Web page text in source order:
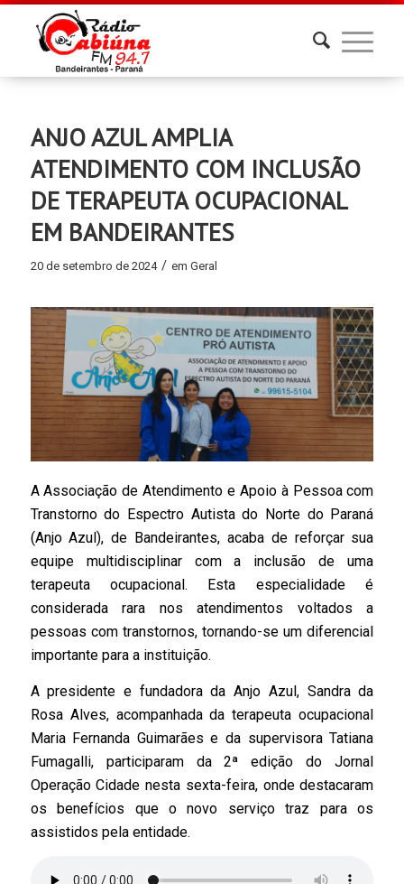
ANJO AZUL AMPLIA
ATENDIMENTO COM INCLUSÃO
DE TERAPEUTA OCUPACIONAL
EM BANDEIRANTES
20 de setembro de 2024 / em Geral
A Associação de Atendimento e Apoio à Pessoa com
Transtorno do Espectro Autista do Norte do Paraná
(Anjo Azul), de Bandeirantes, acaba de reforçar sua
equipe multidisciplinar com a inclusão de uma
terapeuta ocupacional. Esta especialidade é
considerada rara nos atendimentos voltados a
pessoas com transtornos, tornando-se um diferencial
importante para a instituição.
A presidente e fundadora da Anjo Azul, Sandra da
Rosa Alves, acompanhada da terapeuta ocupacional
Maria Fernanda Guimarães e da supervisora Tatiana
Fumagalli, participaram da 2ª edição do Jornal
Operação Cidade nesta sexta-feira, onde destacaram
os benefícios que o novo serviço traz para os
assistidos pela entidade.